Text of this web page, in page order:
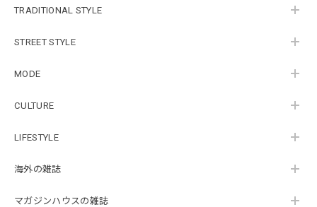
TRADITIONAL STYLE
STREET STYLE
MODE
CULTURE
LIFESTYLE
海外の雑誌
マガジンハウスの雑誌